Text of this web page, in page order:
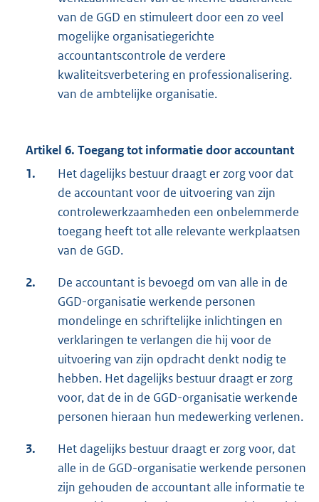
van de GGD en stimuleert door een zo veel
mogelijke organisatiegerichte
accountantscontrole de verdere
kwaliteitsverbetering en professionalisering.
van de ambtelijke organisatie.
Artikel 6. Toegang tot informatie door accountant
1.
Het dagelijks bestuur draagt er zorg voor dat
de accountant voor de uitvoering van zijn
controlewerkzaamheden een onbelemmerde
toegang heeft tot alle relevante werkplaatsen
van de GGD.
2.
De accountant is bevoegd om van alle in de
GGD-organisatie werkende personen
mondelinge en schriftelijke inlichtingen en
verklaringen te verlangen die hij voor de
uitvoering van zijn opdracht denkt nodig te
hebben. Het dagelijks bestuur draagt er zorg
voor, dat de in de GGD-organisatie werkende
personen hieraan hun medewerking verlenen.
3.
Het dagelijks bestuur draagt er zorg voor, dat
alle in de GGD-organisatie werkende personen
zijn gehouden de accountant alle informatie te